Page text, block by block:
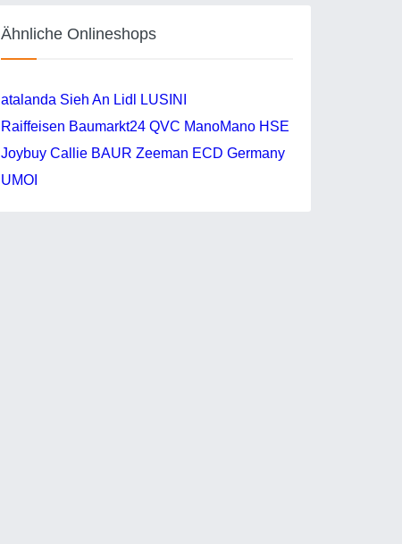
Ähnliche Onlineshops
atalanda Sieh An Lidl
ManoMano